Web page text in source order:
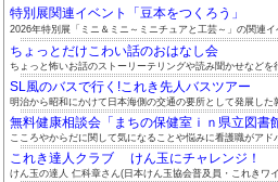
特別展関連イベント「豆本をつくろう」
2026年特別展「ミニ＆ミニ～ミニチュアと工芸～」の関連イ
ちょっとだけこわい話のおはなし会
ちょっと怖いお話のストーリーテリングや読み聞かせなどを
SL風のバスで行く!これき先人バスツアー
明治から昭和にかけて日本海側の交通の要所として発展した
無料健康相談会「まちの保健室ｉｎ県立図書
こころやからだに関して気になることや悩みに看護職がアド
これき達人クラブ けん玉にチャレンジ！
けん玉の達人 仁科章さん(日本けん玉協会普及員・これきワ